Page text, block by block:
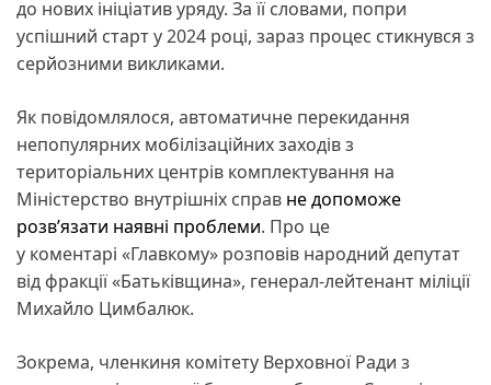
до нових ініціатив уряду. За її словами, попри
успішний старт у 2024 році, зараз процес стикнувся з
серйозними викликами.
Як повідомлялося, автоматичне перекидання
непопулярних мобілізаційних заходів з
територіальних центрів комплектування на
Міністерство внутрішніх справ не допоможе
розв’язати наявні проблеми. Про це
у коментарі «Главкому» розповів народний депутат
від фракції «Батьківщина», генерал-лейтенант міліції
Михайло Цимбалюк.
Зокрема, членкиня комітету Верховної Ради з